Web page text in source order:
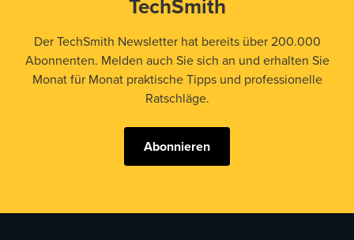
TechSmith
Der TechSmith Newsletter hat bereits über 200.000
Abonnenten. Melden auch Sie sich an und erhalten Sie
Monat für Monat praktische Tipps und professionelle
Ratschläge.
Abonnieren